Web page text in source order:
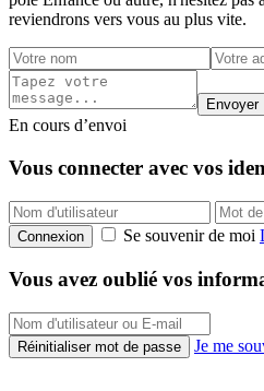
reviendrons vers vous au plus vite.
Envoyer
En cours d’envoi
Vous connecter avec vos
Connexion Se souvenir de moi
Vous avez oublié vos
Réinitialiser mot de passe Je me